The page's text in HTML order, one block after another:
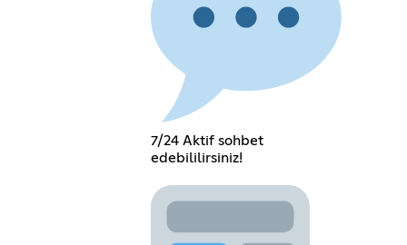
7/24 Aktif sohbet
edebililirsiniz!